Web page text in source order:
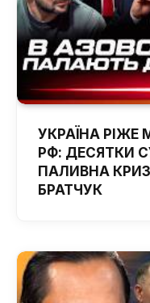
УКРАЇНА РІЖЕ
РФ: ДЕСЯТКИ
ПАЛИВНА
БРАТЧУК